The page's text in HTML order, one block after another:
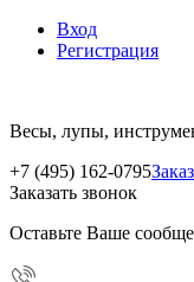
Вход
Регистрация
Весы, лупы,
+7 (495) 162-0795
Заказать звонок
Оставьте Ваше